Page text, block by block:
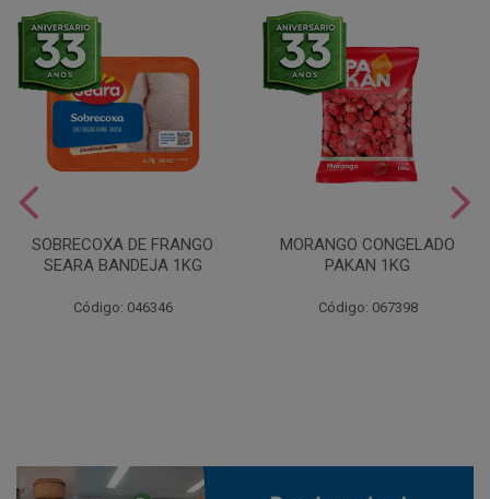
SOBRECOXA DE FRANGO
SEARA BANDEJA 1KG
Código: 046346
MORANGO CONGELADO
PAKAN 1KG
Código: 067398